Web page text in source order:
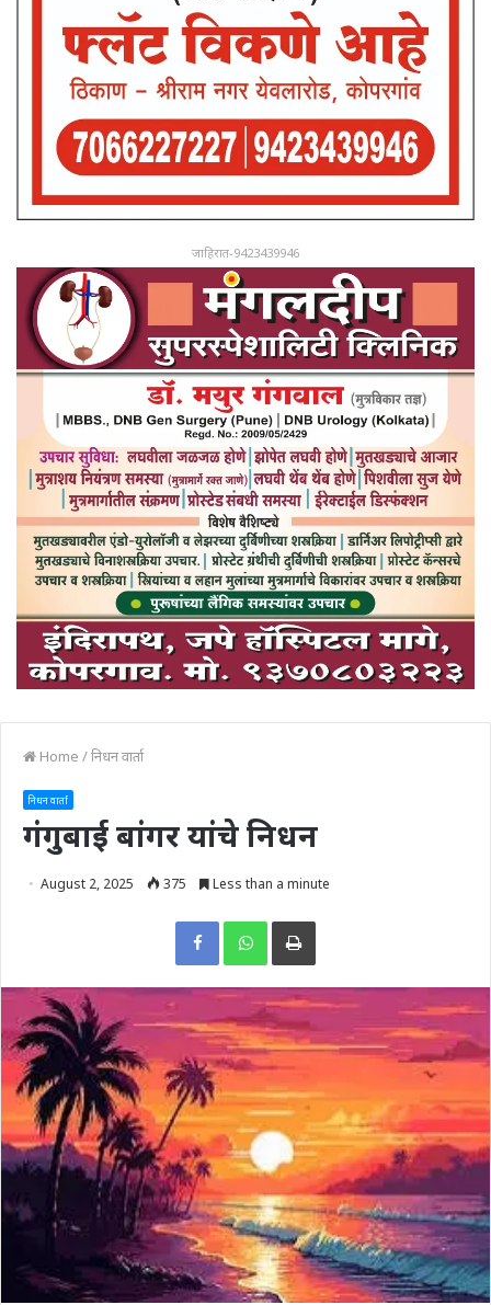
जाहिरात-9423439946
Home /निधन वार्ता
निधन वार्ता
गंगुबाई बांगर यांचे निधन
August 2, 2025 375 Less than a minute
Print